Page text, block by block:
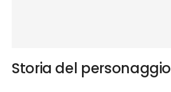
Storia del personaggio